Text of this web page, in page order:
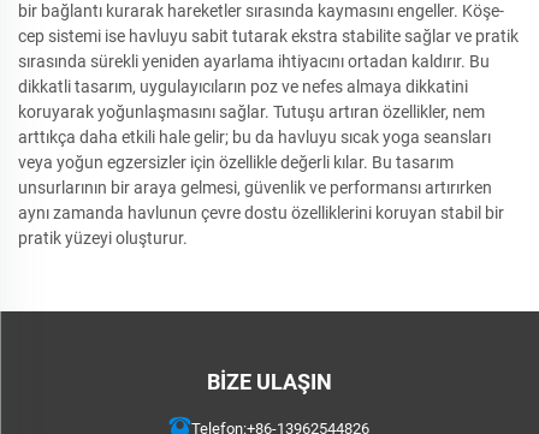
bir bağlantı kurarak hareketler sırasında kaymasını engeller. Köşe-
cep sistemi ise havluyu sabit tutarak ekstra stabilite sağlar ve pratik
sırasında sürekli yeniden ayarlama ihtiyacını ortadan kaldırır. Bu
dikkatli tasarım, uygulayıcıların poz ve nefes almaya dikkatini
koruyarak yoğunlaşmasını sağlar. Tutuşu artıran özellikler, nem
arttıkça daha etkili hale gelir; bu da havluyu sıcak yoga seansları
veya yoğun egzersizler için özellikle değerli kılar. Bu tasarım
unsurlarının bir araya gelmesi, güvenlik ve performansı artırırken
aynı zamanda havlunun çevre dostu özelliklerini koruyan stabil bir
pratik yüzeyi oluşturur.
BIZE ULAŞIN
Telefon:+86-13962544826